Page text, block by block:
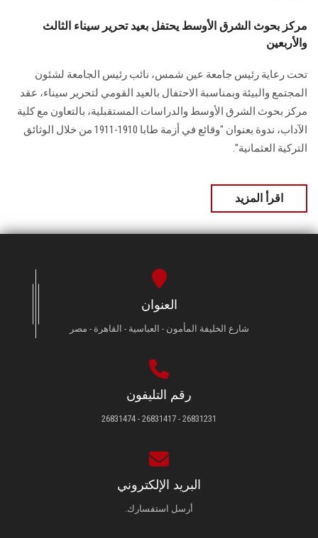
سجل الان
مركز بحوث الشرق الأوسط يحتفل بعيد تحرير سيناء الثالث
والأربعين
تحت رعاية رئيس جامعة عين شمس، نائب رئيس الجامعة لشئون
المجتمع والبيئة وبمناسبة الاحتفال بالعيد القومي لتحرير سيناء، عقد
مركز بحوث الشرق الأوسط والدراسات المستقبلية، بالتعاون مع كلية
الآداب، ندوة بعنوان "وقائع في أزمة طابا 1910-1911 من خلال الوثائق
التركية العثمانية".
اقرأ المزيد
العنوان
شارع الخليفة المأمون - العباسية - القاهرة - مصر
رقم التليفون
26831231 - 26831417 - 26831474
البريد الإلكتروني
أرسل استفسارك.